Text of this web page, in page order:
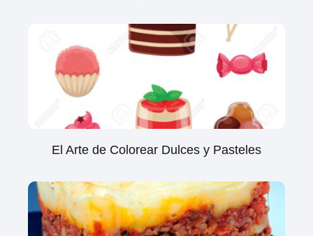
El Arte de Colorear Dulces y Pasteles